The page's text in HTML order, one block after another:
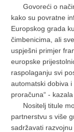
Govoreći o
kako su povratne
Europskog grada
čimbenicima, ali
uspješni primjer
europske
raspolaganju svi
automatski dobiva
proračuna“ -
Nositelj titule
partnerstvu s više
sadržavati